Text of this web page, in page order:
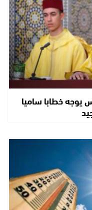
يوجه خطابا ساميا